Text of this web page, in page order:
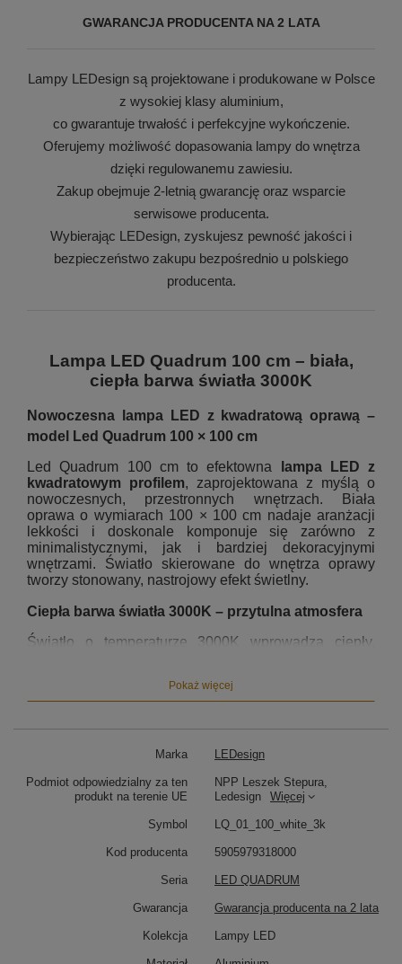
GWARANCJA PRODUCENTA NA 2 LATA
Lampy LEDesign są projektowane i produkowane w Polsce
z wysokiej klasy aluminium,
co gwarantuje trwałość i perfekcyjne wykończenie.
Oferujemy możliwość dopasowania lampy do wnętrza
dzięki regulowanemu zawiesiu.
Zakup obejmuje 2-letnią gwarancję oraz wsparcie
serwisowe producenta.
Wybierając LEDesign, zyskujesz pewność jakości i
bezpieczeństwo zakupu bezpośrednio u polskiego
producenta.
Lampa LED Quadrum 100 cm – biała,
ciepła barwa światła 3000K
Nowoczesna lampa LED z kwadratową oprawą –
model Led Quadrum 100 × 100 cm
Led Quadrum 100 cm to efektowna
lampa LED z
kwadratowym profilem, zaprojektowana z myślą o
nowoczesnych, przestronnych wnętrzach. Biała
oprawa o wymiarach 100 × 100 cm nadaje aranżacji
lekkości i doskonale komponuje się zarówno z
minimalistycznymi, jak i bardziej dekoracyjnymi
wnętrzami. Światło skierowane do wnętrza oprawy
tworzy stonowany, nastrojowy efekt świetlny.
Ciepła barwa światła 3000K – przytulna atmosfera
Światło o temperaturze 3000K wprowadza ciepły,
wypoczynku – nad stołem, w kuchni z wyspą czy w
salonie z wysokim sufitem.
świetnie spełni funkcję głównego źródła światła w:
elegancki efekt wizualny
Kuchni z wyspą i otwartą przestrzenią
funkcjonalność i estetyka
Salonie typu open space– dekoracyjny, a
Zintegrowany moduł LED SMD2835 świeci do wnętrza
Pokaż więcej
Marka LEDesign
Podmiot odpowiedzialny za ten
produkt na terenie UE
NPP Leszek Stepura,
Ledesign
Więcej
Symbol LQ_01_100_white_3k
Kod producenta 5905979318000
Seria LED QUADRUM
Gwarancja Gwarancja producenta na 2 lata
Kolekcja Lampy LED